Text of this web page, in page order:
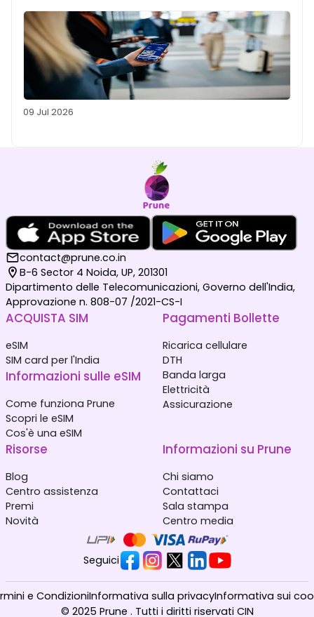
09 Jul 2026
contact@prune.co.in
B-6 Sector 4 Noida, UP, 201301
Dipartimento delle Telecomunicazioni, Governo dell'India,
Approvazione n. 808-07 /2021-CS-I
ACQUISTA SIM
eSIM
SIM card per l'India
Informazioni sulle eSIM
Come funziona Prune
Scopri le eSIM
Cos'è una eSIM
Pagamenti Bollette
Ricarica cellulare
DTH
Banda larga
Elettricità
Assicurazione
Risorse
Blog
Centro assistenza
Premi
Novità
Informazioni su Prune
Chi siamo
Contattaci
Sala stampa
Centro media
Seguici
© 2025 Prune . Tutti i diritti riservati CIN
e CondizioniInformativa sulla privacyInformativa sui